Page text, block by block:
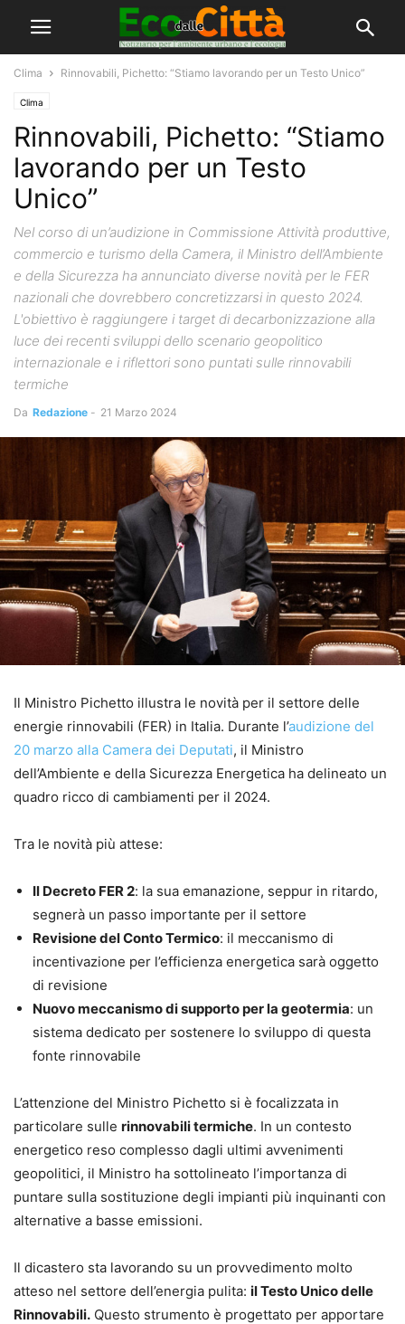
Clima Rinnovabili, Pichetto: “Stiamo lavorando per un Testo Unico”
Clima
Rinnovabili, Pichetto: “Stiamo
lavorando per un Testo
Unico”
Nel corso di un’audizione in Commissione Attività produttive,
commercio e turismo della Camera, il Ministro dell’Ambiente
e della Sicurezza ha annunciato diverse novità per le FER
nazionali che dovrebbero concretizzarsi in questo 2024.
L'obiettivo è raggiungere i target di decarbonizzazione alla
luce dei recenti sviluppi dello scenario geopolitico
internazionale e i riflettori sono puntati sulle rinnovabili
termiche
Da Redazione - 21 Marzo 2024
Il Ministro Pichetto illustra le novità per il settore delle
energie rinnovabili (FER) in Italia. Durante l’audizione del
20 marzo alla Camera dei Deputati, il Ministro
dell’Ambiente e della Sicurezza Energetica ha delineato un
quadro ricco di cambiamenti per il 2024.
Tra le novità più attese:
Il Decreto FER 2: la sua emanazione, seppur in ritardo,
segnerà un passo importante per il settore
Revisione del Conto Termico: il meccanismo di
incentivazione per l’efficienza energetica sarà oggetto
di revisione
Nuovo meccanismo di supporto per la geotermia: un
sistema dedicato per sostenere lo sviluppo di questa
fonte rinnovabile
L’attenzione del Ministro Pichetto si è focalizzata in
particolare sulle rinnovabili termiche. In un contesto
energetico reso complesso dagli ultimi avvenimenti
geopolitici, il Ministro ha sottolineato l’importanza di
puntare sulla sostituzione degli impianti più inquinanti con
alternative a basse emissioni.
Il dicastero sta lavorando su un provvedimento molto
atteso nel settore dell’energia pulita: il Testo Unico delle
Rinnovabili. Questo strumento è progettato per apportare